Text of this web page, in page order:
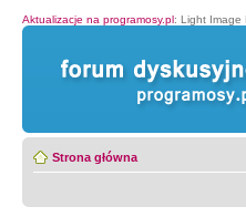
Aktualizacje na programosy.pl: Light Image
Strona główna